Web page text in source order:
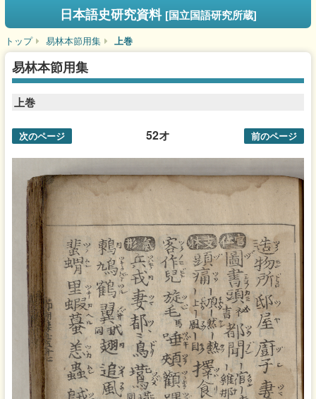
日本語史研究資料 [国立国語研究所蔵]
トップ 易林本節用集 上巻
易林本節用集
上巻
52オ
次のページ 前のページ